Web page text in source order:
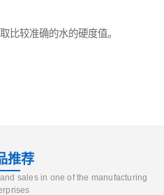
比较准确的水的硬度值。
推荐
sales in one of the manufacturing